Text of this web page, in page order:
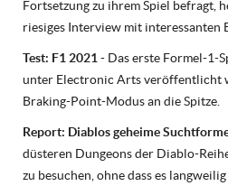
Fortsetzung zu ihrem Spiel befragt,
riesiges Interview mit interessanten
Test: F1 2021 - Das erste Formel-1-
unter Electronic Arts veröffentlicht
Braking-Point-Modus an die Spitze.
Report: Diablos geheime
düsteren Dungeons der Diablo-
zu besuchen, ohne dass es